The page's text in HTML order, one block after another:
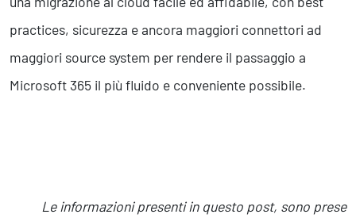
practices, sicurezza e ancora maggiori connettori ad
maggiori source system per rendere il passaggio a
Microsoft 365 il più fluido e conveniente possibile.
Le informazioni presenti in questo post, sono prese